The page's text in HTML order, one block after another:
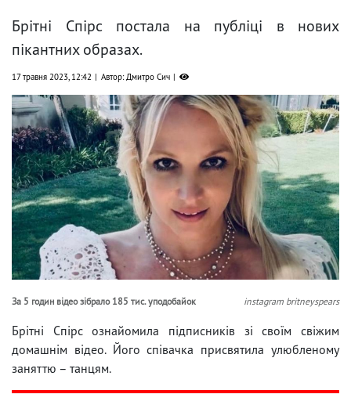
Брітні Спірс постала на публіці в нових
пікантних образах.
17 травня 2023, 12:42 Автор: Дмитро Сич
За 5 годин відео зібрало 185 тис. уподобайок instagram britneyspears
Брітні Спірс ознайомила підписників зі своїм свіжим
домашнім відео. Його співачка присвятила улюбленому
заняттю – танцям.